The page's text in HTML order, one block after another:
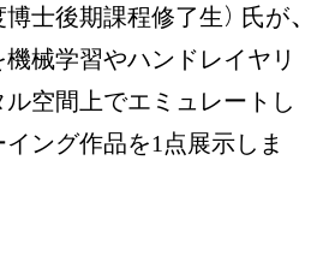
士後期課程修了生）氏が、
械学習やハンドレイヤリ
空間上でエミュレートし
ング作品を1点展示しま